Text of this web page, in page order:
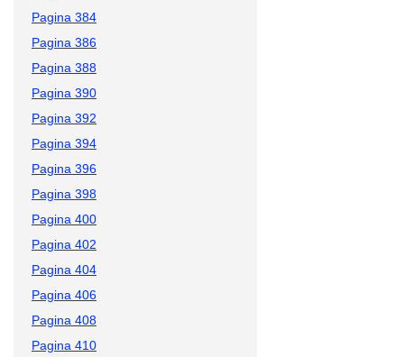
Pagina 384
Pagina 386
Pagina 388
Pagina 390
Pagina 392
Pagina 394
Pagina 396
Pagina 398
Pagina 400
Pagina 402
Pagina 404
Pagina 406
Pagina 408
Pagina 410